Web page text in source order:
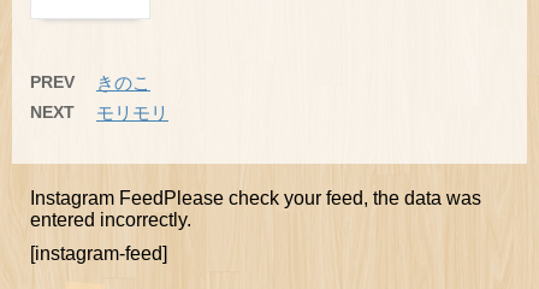
PREV きのこ
NEXT モリモリ
Instagram FeedPlease check your feed, the data was
entered incorrectly.
[instagram-feed]